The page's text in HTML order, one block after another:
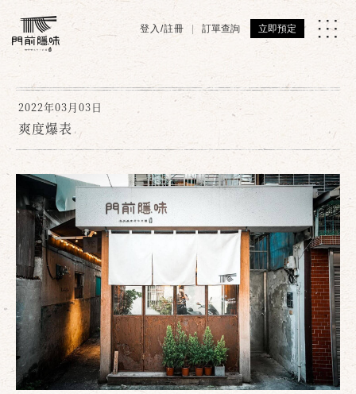
登入/註冊 訂單查詢 立即預定
2022年03月03日
爽度爆表